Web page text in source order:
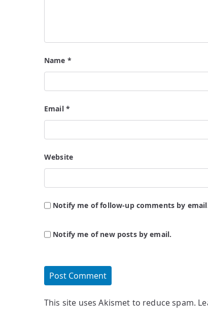
Name *
Email *
Website
Notify me of follow-up comments by
Notify me of new posts by email.
This site uses Akismet to reduce spam.